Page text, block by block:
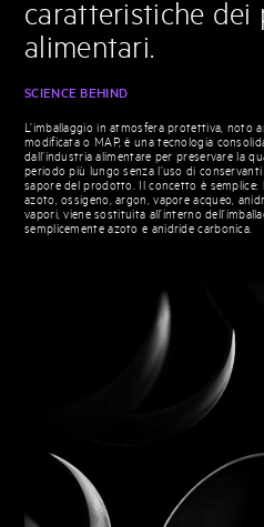
caratteristiche dei
alimentari.
SCIENCE BEHIND
L’imballaggio in atmosfera protettiva, noto
modificata o MAP, è una tecnologia
dall’industria alimentare per preservare la
periodo più lungo senza l’uso di
sapore del prodotto. Il concetto è semplice:
azoto, ossigeno, argon, vapore acqueo,
vapori, viene sostituita all’interno
semplicemente azoto e anidride carbonica.